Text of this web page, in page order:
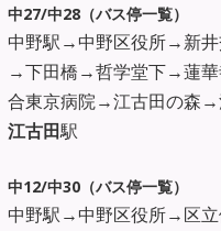
中27/中28（バス停一覧）
中野駅→中野区役所→新
→下田橋→哲学堂下→蓮
合東京病院→江古田の森
江古田駅
中12/中30（バス停一覧）
中野駅→中野区役所→区